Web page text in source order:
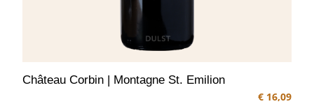
Château Corbin | Montagne St. Emilion
€ 16,09